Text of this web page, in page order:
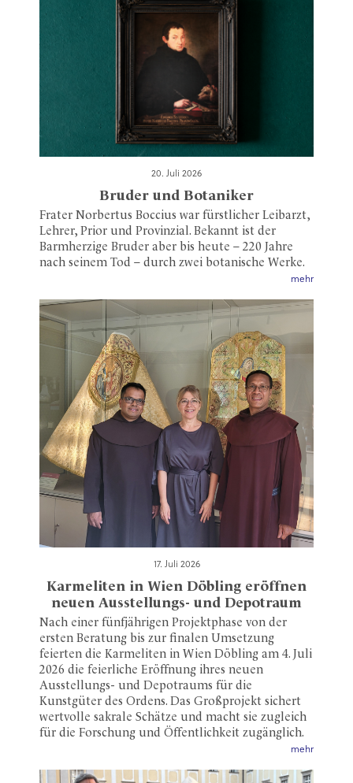
20. Juli 2026
Bruder und Botaniker
Frater Norbertus Boccius war fürstlicher Leibarzt,
Lehrer, Prior und Provinzial. Bekannt ist der
Barmherzige Bruder aber bis heute – 220 Jahre
nach seinem Tod – durch zwei botanische Werke.
mehr
17. Juli 2026
Karmeliten in Wien Döbling eröffnen
neuen Ausstellungs- und Depotraum
Nach einer fünfjährigen Projektphase von der
ersten Beratung bis zur finalen Umsetzung
feierten die Karmeliten in Wien Döbling am 4. Juli
2026 die feierliche Eröffnung ihres neuen
Ausstellungs- und Depotraums für die
Kunstgüter des Ordens. Das Großprojekt sichert
wertvolle sakrale Schätze und macht sie zugleich
für die Forschung und Öffentlichkeit zugänglich.
mehr